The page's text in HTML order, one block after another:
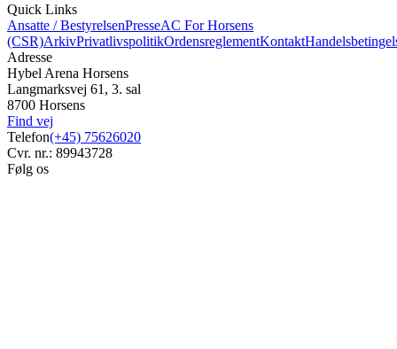
Quick Links
Ansatte / BestyrelsenPresseAC For Horsens
(CSR)ArkivPrivatlivspolitikOrdensreglementKontakt
Adresse
Hybel Arena Horsens
Langmarksvej 61, 3. sal
8700 Horsens
Find vej
Telefon(+45) 75626020
Cvr. nr.: 89943728
Følg os